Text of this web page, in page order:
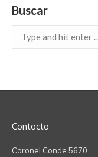
Buscar
Search:
Contacto
Coronel Conde 5670